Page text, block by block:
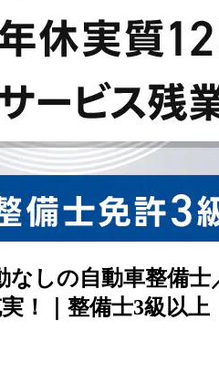
しの自動車整備
！｜整備士3級以上